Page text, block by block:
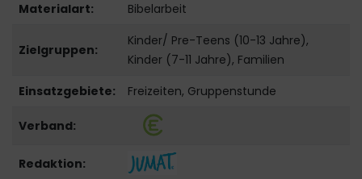
Materialart:
Bibelarbeit
Zielgruppen:
Kinder/ Pre-Teens (10-13 Jahre),
Kinder (7-11 Jahre), Familien
Einsatzgebiete:
Freizeiten, Gruppenstunde
Verband:
Redaktion: